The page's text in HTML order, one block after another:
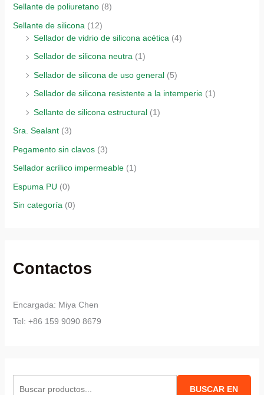
Sellante de poliuretano (8)
Sellante de silicona (12)
Sellador de vidrio de silicona acética (4)
Sellador de silicona neutra (1)
Sellador de silicona de uso general (5)
Sellador de silicona resistente a la intemperie (1)
Sellante de silicona estructural (1)
Sra. Sealant (3)
Pegamento sin clavos (3)
Sellador acrílico impermeable (1)
Espuma PU (0)
Sin categoría (0)
Contactos
Encargada: Miya Chen
Tel: +86 159 9090 8679
BUSCAR EN